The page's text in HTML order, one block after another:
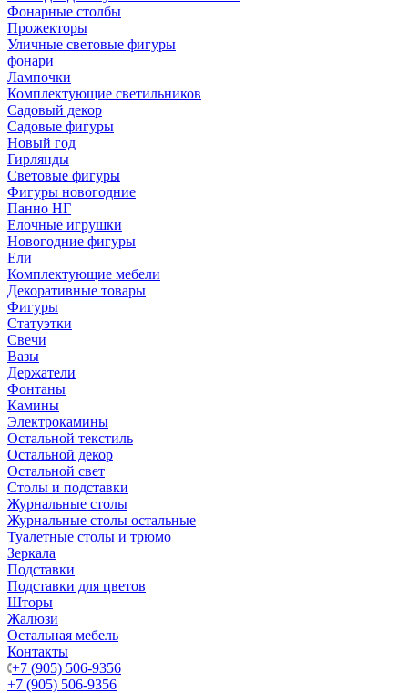
Фонарные столбы
Прожекторы
Уличные световые фигуры
фонари
Лампочки
Комплектующие светильников
Садовый декор
Садовые фигуры
Новый год
Гирлянды
Световые фигуры
Фигуры новогодние
Панно НГ
Елочные игрушки
Новогодние фигуры
Ели
Комплектующие мебели
Декоративные товары
Фигуры
Статуэтки
Свечи
Вазы
Держатели
Фонтаны
Камины
Электрокамины
Остальной текстиль
Остальной декор
Остальной свет
Столы и подставки
Журнальные столы
Журнальные столы остальные
Туалетные столы и трюмо
Зеркала
Подставки
Подставки для цветов
Шторы
Жалюзи
Остальная мебель
Контакты
+7 (905) 506-9356
+7 (905) 506-9356